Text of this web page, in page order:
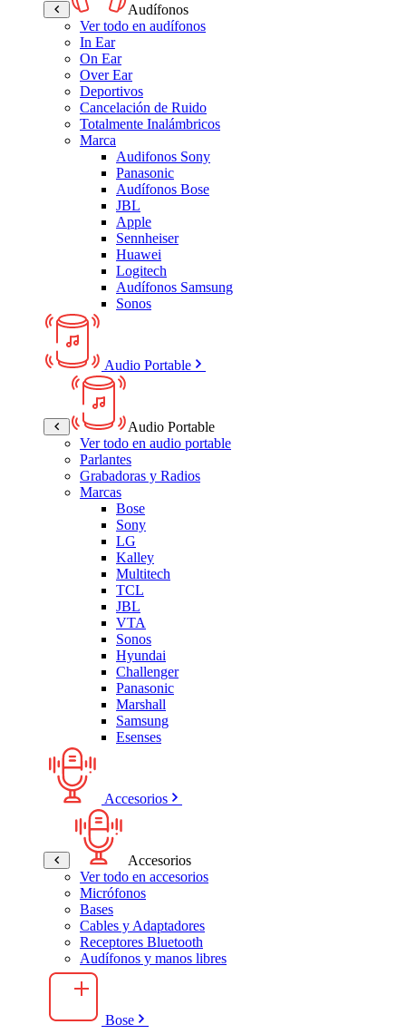
Audífonos
Ver todo en audífonos
In Ear
On Ear
Over Ear
Deportivos
Cancelación de Ruido
Totalmente Inalámbricos
Marca
Audifonos Sony
Panasonic
Audífonos Bose
JBL
Apple
Sennheiser
Huawei
Logitech
Audífonos Samsung
Sonos
Audio Portable
Audio Portable
Ver todo en audio portable
Parlantes
Grabadoras y Radios
Marcas
Bose
Sony
LG
Kalley
Multitech
TCL
JBL
VTA
Sonos
Hyundai
Challenger
Panasonic
Marshall
Samsung
Esenses
Accesorios
Accesorios
Ver todo en accesorios
Micrófonos
Bases
Cables y Adaptadores
Receptores Bluetooth
Audífonos y manos libres
Bose